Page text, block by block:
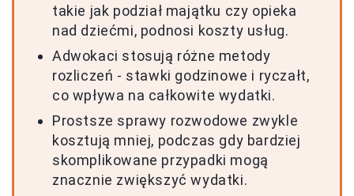
takie jak podział majątku czy opieka
nad dziećmi, podnosi koszty usług.
Adwokaci stosują różne metody
rozliczeń - stawki godzinowe i ryczałt,
co wpływa na całkowite wydatki.
Prostsze sprawy rozwodowe zwykle
kosztują mniej, podczas gdy bardziej
skomplikowane przypadki mogą
znacznie zwiększyć wydatki.